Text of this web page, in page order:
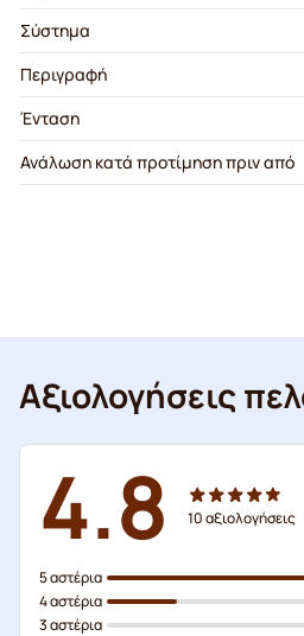
Σύστημα
Περιγραφή
Ένταση
Ανάλωση κατά προτίμηση πριν από
Αξιολογήσεις
4.8 10αξιολογήσεις
5 αστέρια
4 αστέρια
3 αστέρια